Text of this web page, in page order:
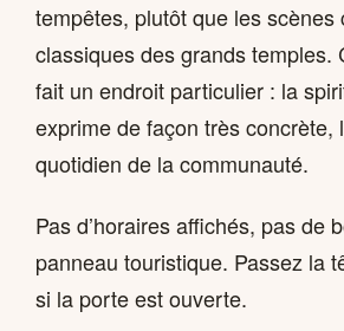
tempêtes, plutôt que les scènes
classiques des grands temples.
fait un endroit particulier : la
exprime de façon très concrète,
quotidien de la communauté.
Pas d’horaires affichés, pas de
panneau touristique. Passez la
si la porte est ouverte.